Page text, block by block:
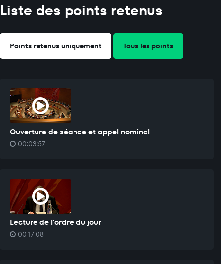
Liste des points retenus
Points retenus uniquement Tous les points
Ouverture de séance et appel nominal
00:03:57
Lecture de l'ordre du jour
00:17:08